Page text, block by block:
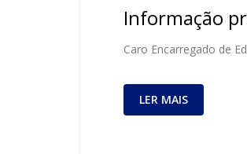
Informação
Caro Encarregado de
LER MAIS